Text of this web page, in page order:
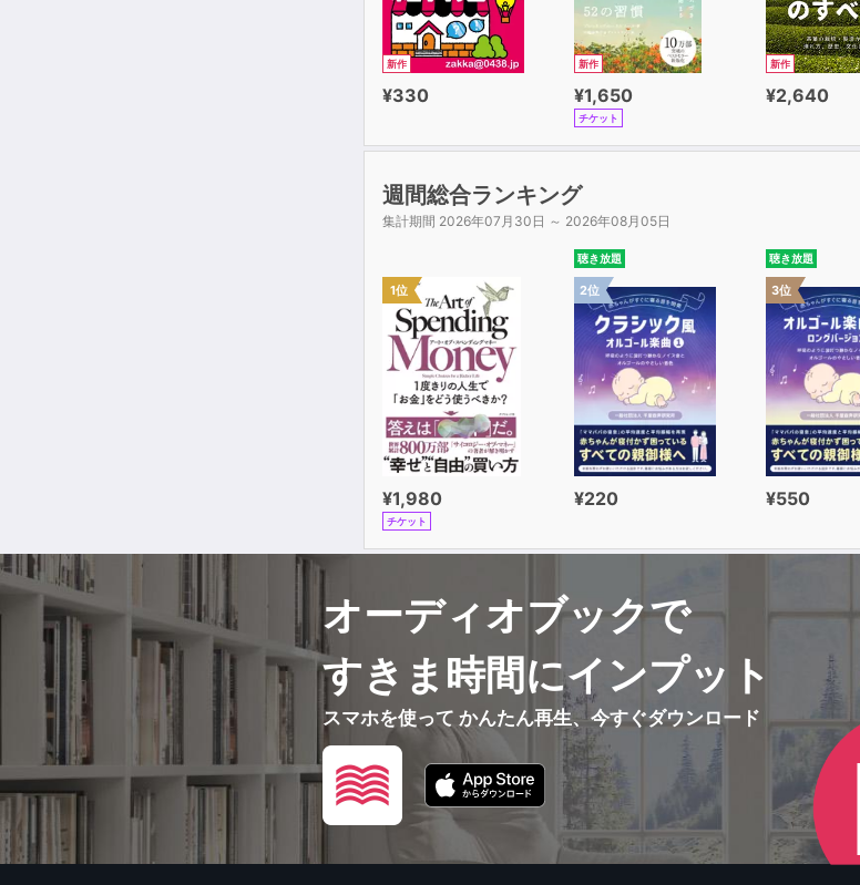
新作
¥330
新作
¥1,650
チケット
新作
¥2,640
週間総合ランキング
集計期間 2026年07月30日 ～ 2026年08月05日
1位
¥1,980
チケット
聴き放題
2位
¥220
聴き放題
3位
¥550
オーディオブックで
すきま時間にインプット
スマホを使って かんたん再生、今すぐダウンロード